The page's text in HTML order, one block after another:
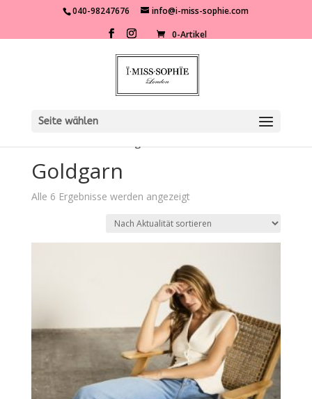
040-98247676 info@i-miss-sophie.com
0-Artikel
Seite wählen
Goldgarn
Alle 6 Ergebnisse werden angezeigtNach
sortiert